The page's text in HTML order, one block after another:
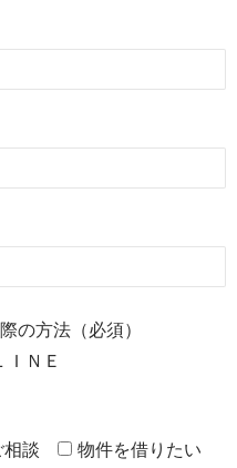
の方法（必須）
ＩＮＥ
談
物件を借りたい